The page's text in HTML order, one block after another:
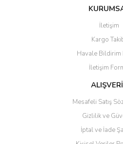
Bu ürüne ilk yorumu
Ürün resmi kalitesiz, bozuk veya
Ürün açıklamasında eksik bilgiler
Ürün bilgilerinde hatalar bulunuyor.
Ürün fiyatı diğer sitelerden daha
İletişim
Kargo
Havale Bildirim
İletişim
Mesafeli Satış
Gizlilik ve
İptal ve İade